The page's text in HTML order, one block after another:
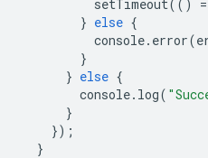
setTimeout(() =
} else {
console. error(
}
} else {
console. log(
}
});
}